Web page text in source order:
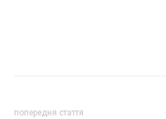
попередня стаття